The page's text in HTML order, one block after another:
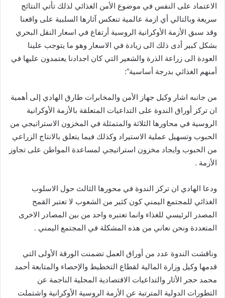
الاعتماد على النفس في موضوع الأمن الغذائي لذلك تأتي النتائج
سريعة وبالتالي أي ازمة عالمية تنعكس آثارها السلبية على واقعنا
وقد سبق الأزمة الأوكرانية الروسية أرتفاع في اسعار النقل البحري
بشكل كبير أدى ذلك الى زيادة في الاسعار وهو ما يتوجب علينا
العودة الى زراعة الذرة والشعير التي كان اجدادنا يعتمدون عليها في
أمنهم الغذائي بدرجة أساسية”:
من جانبه اشار وكيل جهاز الأمن والمخابرات طارق الهادي إلى أهمية
ان تركز أوراق الندوة على التداعيات المتعلقة بالأزمة الأوكرانية
الروسية في محاورها الثلاثة والمتمثلة في المخزون الاستراتيجي من
الحبوب وتسهيل عملية الاستيراد وكذلك فيما يتعلق بالانتاج الزراعي
من الحبوب وايجاد مخزون استراتيجي لمساعدة المواطن على تجاوز
الأزمة .
ودعا الهادي ان تركز الندوة في محورها الثالث حول الاسلوب
الغذائي للمجتمع اليمني كون كثير من الشعوب لا تعتبر القمح
المصدر الرئيسي للغذاء وانما تعتبره واحد من بين المصادر الاخرى
المتعددة ونحن نعاني من هذه المشكلة في المجتمع اليمني .
وناقشت الندوة عدد من أوراق العمل تضمنت الورقة الأولى التي
قدمها وكيل وزارة المالية لقطاع التخطيط والإحصاء والمتابعة أحمد
محمد حجر الأثار والتداعيات الاقتصادية المحلية الناجمة عن
التطورات الدولية المترتبة عن الأزمة الروسية الأوكرانية واشتملت